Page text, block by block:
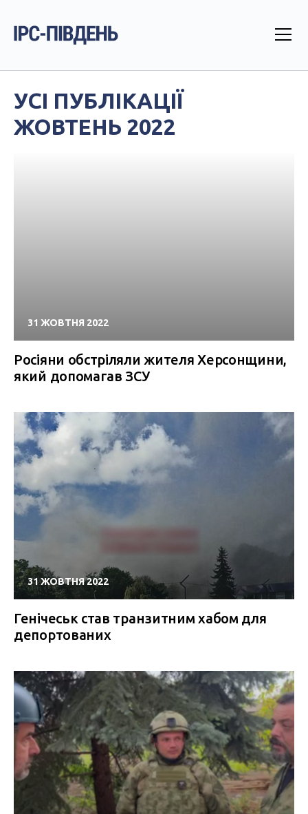
УСІ ПУБЛІКАЦІЇ
ЖОВТЕНЬ 2022
31 ЖОВТНЯ 2022
Росіяни обстріляли жителя Херсонщини,
який допомагав ЗСУ
31 ЖОВТНЯ 2022
Генічеськ став транзитним хабом для
депортованих